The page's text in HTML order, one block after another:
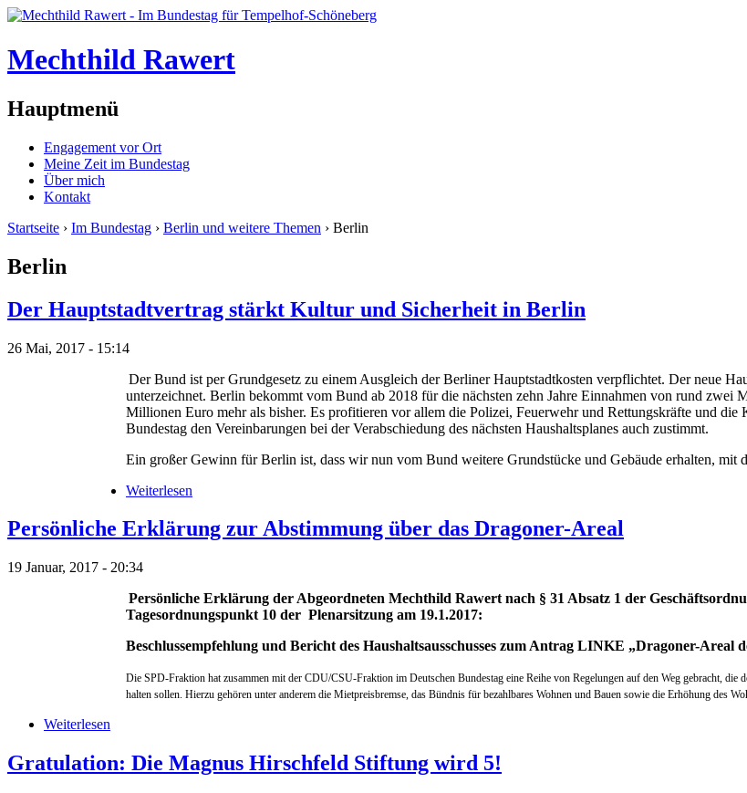
Mechthild Rawert
Hauptmenü
Engagement vor Ort
Meine Zeit im Bundestag
Über mich
Kontakt
Startseite › Im Bundestag › Berlin und weitere Themen › Berlin
Berlin
Der Hauptstadtvertrag stärkt Kultur und Sicherheit in Berlin
26 Mai, 2017 - 15:14
Der Bund ist per Grundgesetz zu einem Ausgleich der Berliner Hauptstadtkosten verpflichtet. Der neue
unterzeichnet. Berlin bekommt vom Bund ab 2018 für die nächsten zehn Jahre Einnahmen von rund
Millionen Euro mehr als bisher. Es profitieren vor allem die Polizei, Feuerwehr und Rettungskräfte und die
Bundestag den Vereinbarungen bei der Verabschiedung des nächsten Haushaltsplanes auch zustimmt.
Ein großer Gewinn für Berlin ist, dass wir nun vom Bund weitere Grundstücke und Gebäude erhalten, mit
Weiterlesen
Persönliche Erklärung zur Abstimmung über das Dragoner-Areal
19 Januar, 2017 - 20:34
Persönliche Erklärung der Abgeordneten Mechthild Rawert nach § 31 Absatz 1 der
Tagesordnungspunkt 10 der Plenarsitzung am 19.1.2017:
Beschlussempfehlung und Bericht des Haushaltsausschusses zum Antrag LINKE „Dragoner-Areal
Die SPD-Fraktion hat zusammen mit der CDU/CSU-Fraktion im Deutschen Bundestag eine Reihe von Regelungen auf den Weg gebracht,
halten sollen. Hierzu gehören unter anderem die Mietpreisbremse, das Bündnis für bezahlbares Wohnen und Bauen sowie die Erhöhung des
Weiterlesen
Gratulation: Die Magnus Hirschfeld Stiftung wird 5!